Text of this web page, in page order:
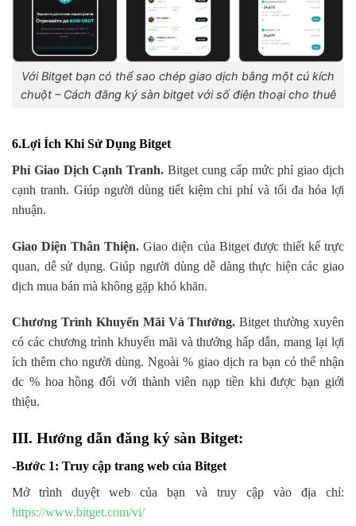
Với Bitget bạn có thể sao chép giao dịch bằng một cú kích
chuột – Cách đăng ký sàn bitget với số điện thoại cho thuê
6.Lợi Ích Khi Sử Dụng Bitget
Phí Giao Dịch Cạnh Tranh. Bitget cung cấp mức phí giao dịch
cạnh tranh. Giúp người dùng tiết kiệm chi phí và tối đa hóa lợi
nhuận.
Giao Diện Thân Thiện. Giao diện của Bitget được thiết kế trực
quan, dễ sử dụng. Giúp người dùng dễ dàng thực hiện các giao
dịch mua bán mà không gặp khó khăn.
Chương Trình Khuyến Mãi Và Thưởng. Bitget thường xuyên
có các chương trình khuyến mãi và thưởng hấp dẫn, mang lại lợi
ích thêm cho người dùng. Ngoài % giao dịch ra bạn có thể nhận
dc % hoa hồng đối với thành viên nạp tiền khi được bạn giới
thiệu.
III. Hướng dẫn đăng ký sàn Bitget:
-Bước 1: Truy cập trang web của Bitget
Mở trình duyệt web của bạn và truy cập vào địa chỉ:
https://www.bitget.com/vi/